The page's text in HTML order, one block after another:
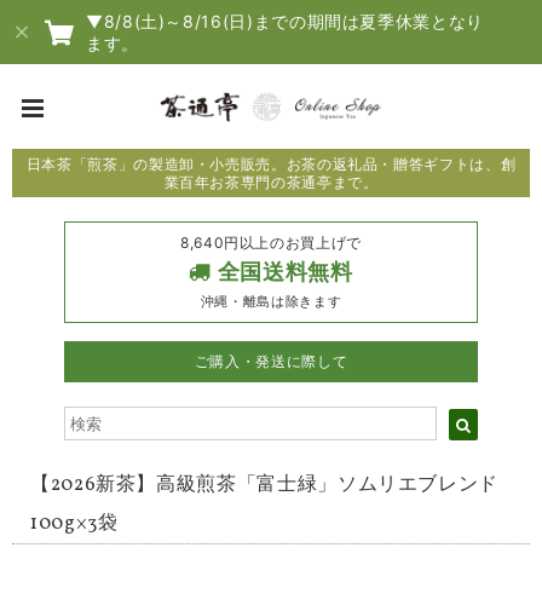
▼8/8(土)～8/16(日)までの期間は夏季休業となり
ます。
日本茶「煎茶」の製造卸・小売販売。お茶の返礼品・贈答ギフトは、創
業百年お茶専門の茶通亭まで。
8,640円以上のお買上げで
全国送料無料
沖縄・離島は除きます
ご購入・発送に際して
【2026新茶】高級煎茶「富士緑」ソムリエブレンド
100g×3袋